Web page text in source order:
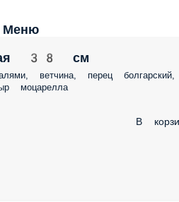
Меню
38 см
ветчина, перец болгарский,
моцарелла
В